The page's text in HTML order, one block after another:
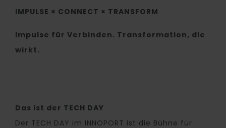
IMPULSE × CONNECT × TRANSFORM
Impulse für Verbinden. Transformation, die
wirkt.
Das ist der TECH DAY
Der TECH DAY im INNOPORT ist die Bühne für